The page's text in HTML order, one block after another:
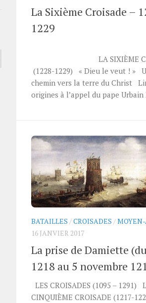
La Sixième Croisade –
1229
LA SIXIÈME
(1228-1229) « Dieu le veut ! »
chemin vers la terre du Christ
origines à l’appel du pape Urbain
BATAILLES /CROISADES /MOYEN-
16 JANVIER 2017
La prise de Damiette
1218 au 5 novembre
LES CROISADES (1095 – 1291)
CINQUIÈME CROISADE (1217-